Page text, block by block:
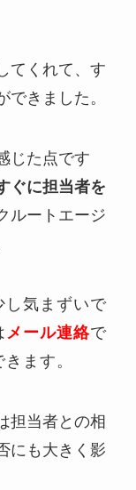
くれて、 す
できました。
じた点です
ぐに担当者を
ルートエージ
し気まずいで
メール連絡で
ます。
担当者との相
にも大きく影